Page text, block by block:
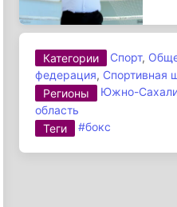
Категории Спорт,
федерация, Спортивная
Регионы
Южно-
область
Теги
#бокс